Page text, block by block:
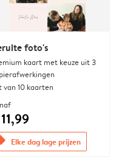
foto's
kaart met keuze uit 3
van 10 kaarten
Elke dag lage prijzen